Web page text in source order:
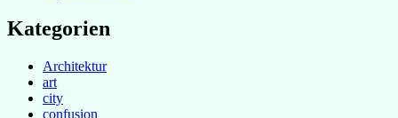
Kategorien
Architektur
art
city
confusion